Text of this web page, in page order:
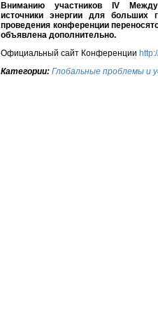
Вниманию участников IV
источники энергии для больших
проведения конференции
объявлена дополнительно.
Официальный сайт Конференции
Категории: Глобальные проблемы и